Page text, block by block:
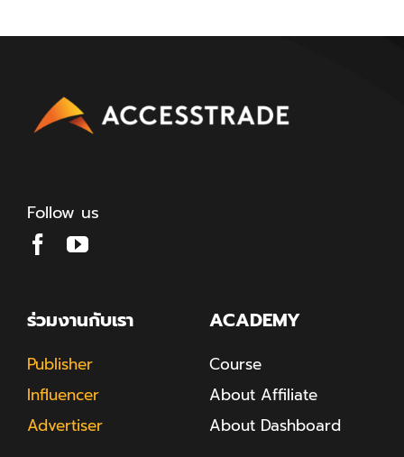
Follow us
ร่วมงานกับเรา
Publisher
Influencer
Advertiser
ACADEMY
Course
About Affiliate
About Dashboard